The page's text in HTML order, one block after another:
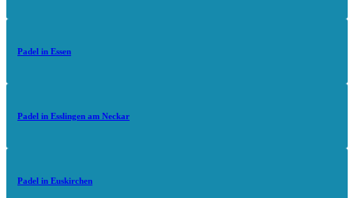
Padel in Essen
Padel in Esslingen am Neckar
Padel in Euskirchen